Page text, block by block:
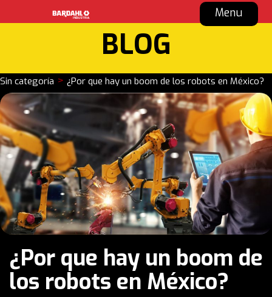
Menu
BLOG
Sin categoría > ¿Por que hay un boom de los robots en México?
¿Por que hay un boom de
los robots en México?